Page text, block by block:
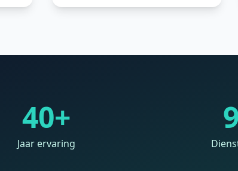
40+
Jaar ervaring
9